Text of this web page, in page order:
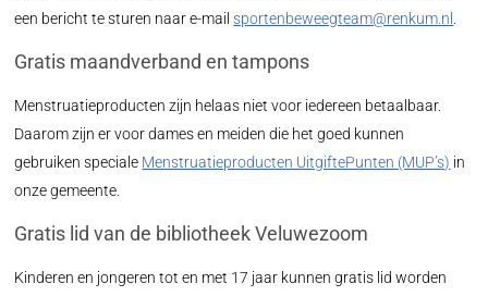
een bericht te sturen naar e-mailsportenbeweegteam@renkum.nl
Gratis maandverband en tampons
Menstruatieproducten zijn helaas niet voor iedereen betaalbaar.
Daarom zijn er voor dames en meiden die het goed kunnen
gebruiken speciale Menstruatieproducten UitgiftePunten (MUP’s) in
onze gemeente.
Gratis lid van de bibliotheek Veluwezoom
Kinderen en jongeren tot en met 17 jaar kunnen gratis lid worden